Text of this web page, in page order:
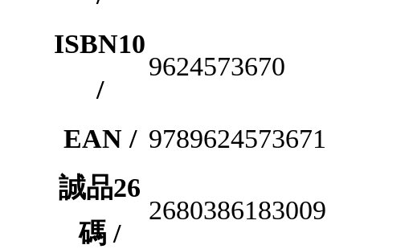
ISBN10
/
9624573670
EAN / 9789624573671
誠品26
碼 /
2680386183009